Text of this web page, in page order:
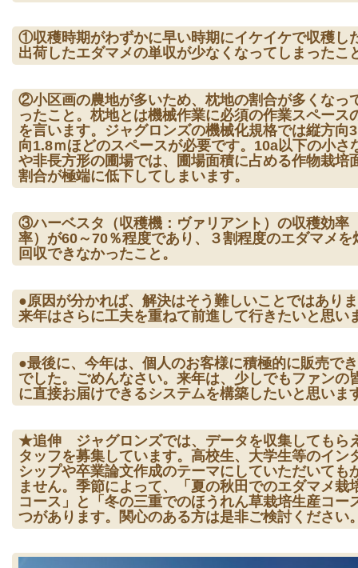
①収穫時期がわずかに早い時期にイケイケで収穫し
出荷したエダマメの単収が少なくなってしまったこ
②小区画の農地が多いため、枕地の割合が多くなっ
ったこと。枕地とは機械作業に必須の作業スペース
を言います。ジャグロンズの機械化規格では縦方向
向1.8ｍほどのスペースが必要です。10a以下の小さ
や非長方形の圃場では、圃場面積に占める作物栽培
割合が極端に低下してしまいます。
③ハーベスタ（収穫機：ヴァリアント）の収穫効率
率）が60～70％程度であり、３割程度のエダマメを
回収できなかったこと。
●原因が分かれば、解決はそう難しいことではあり
来年はさらに工夫を重ねて前進して行きたいと思い
●最後に、今年は、個人のお客様に積極的に販売で
でした。ごめんなさい。来年は、少しでもファンの
に直接お届けできるシステムを構築したいと思いま
★追伸 ジャグロンズでは、データを収集してもら
タッフを募集しています。高校生、大学生等のイン
シップや卒業論文作成のテーマにしていただいても
ません。季節によって、「夏の秋田でのエダマメ栽
コース」と「冬の三重でのほうれん草栽培生産コー
つがあります。関心のある方は是非ご検討ください